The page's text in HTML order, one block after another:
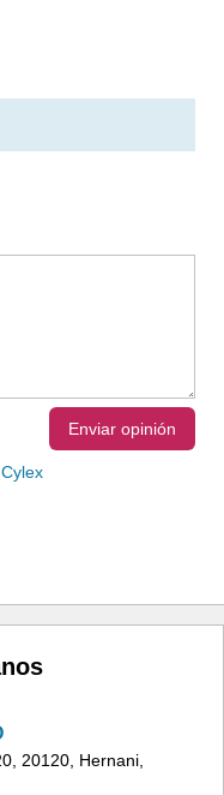
Enviar opinión
20120, Hernani,